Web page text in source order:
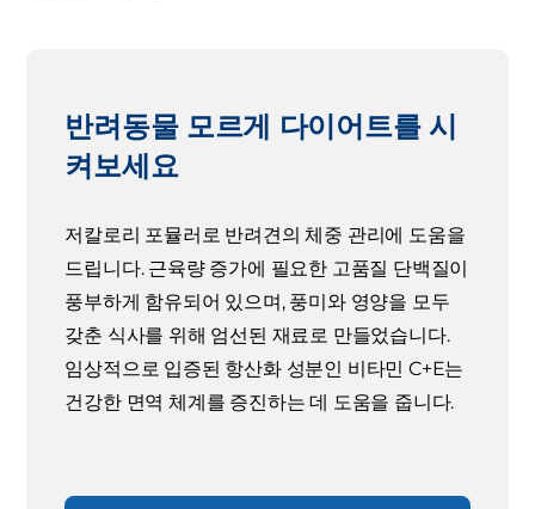
반려동물 모르게 다이어트를 시
켜보세요
저칼로리 포뮬러로 반려견의 체중 관리에 도움을
드립니다. 근육량 증가에 필요한 고품질 단백질이
풍부하게 함유되어 있으며, 풍미와 영양을 모두
갖춘 식사를 위해 엄선된 재료로 만들었습니다.
임상적으로 입증된 항산화 성분인 비타민 C+E는
건강한 면역 체계를 증진하는 데 도움을 줍니다.